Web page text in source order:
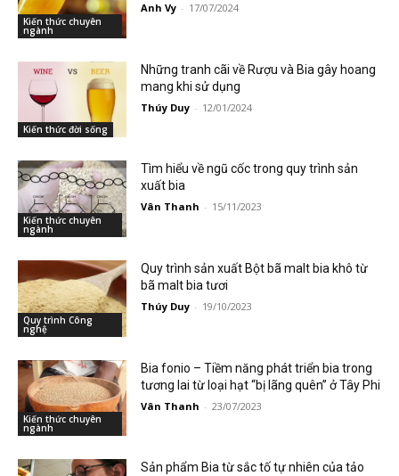
Kiến thức chuyên
ngành
Anh Vy - 17/07/2024
Kiến thức đời sống
Những tranh cãi về Rượu và Bia gây hoang
mang khi sử dụng
Thúy Duy - 12/01/2024
Kiến thức chuyên
ngành
Tìm hiểu về ngũ cốc trong quy trình sản
xuất bia
Vân Thanh - 15/11/2023
Quy trình Công
nghệ
Quy trình sản xuất Bột bã malt bia khô từ
bã malt bia tươi
Thúy Duy - 19/10/2023
Kiến thức chuyên
ngành
Bia fonio – Tiềm năng phát triển bia trong
tương lai từ loại hạt “bị lãng quên” ở Tây Phi
Vân Thanh - 23/07/2023
Sản phẩm Bia từ sắc tố tự nhiên của tảo